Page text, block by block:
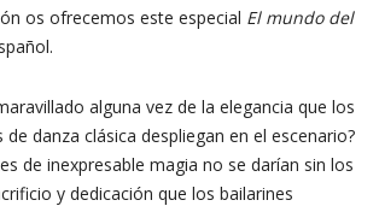
os ofrecemos este especial El mundo del
alguna vez de la elegancia que los
de danza clásica despliegan en el escenario?
de inexpresable magia no se darían sin los
y dedicación que los bailarines